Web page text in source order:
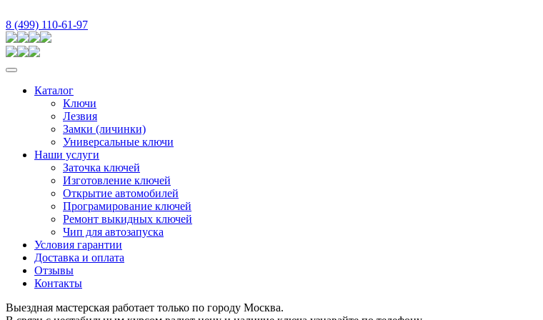
8 (499) 110-61-97
Каталог
Ключи
Лезвия
Замки (личинки)
Универсальные ключи
Наши услуги
Заточка ключей
Изготовление ключей
Открытие автомобилей
Програмирование ключей
Ремонт выкидных ключей
Чип для автозапуска
Условия гарантии
Доставка и оплата
Отзывы
Контакты
Выездная мастерская работает только по городу Москва.